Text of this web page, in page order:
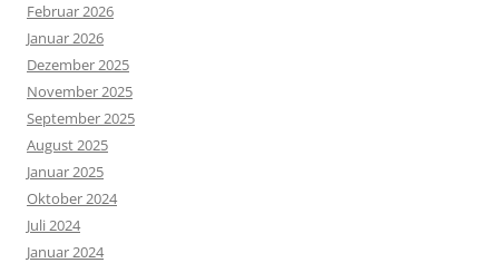
Februar 2026
Januar 2026
Dezember 2025
November 2025
September 2025
August 2025
Januar 2025
Oktober 2024
Juli 2024
Januar 2024